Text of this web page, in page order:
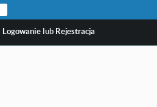
Logowanie lub Rejestracja